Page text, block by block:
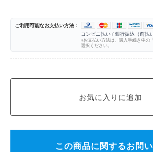
ご利用可能なお支払い方法 :
コンビニ払い / 銀行振込（前払い
※お支払い方法は、購入手続き中の
選択ください。
この商品に関するお問